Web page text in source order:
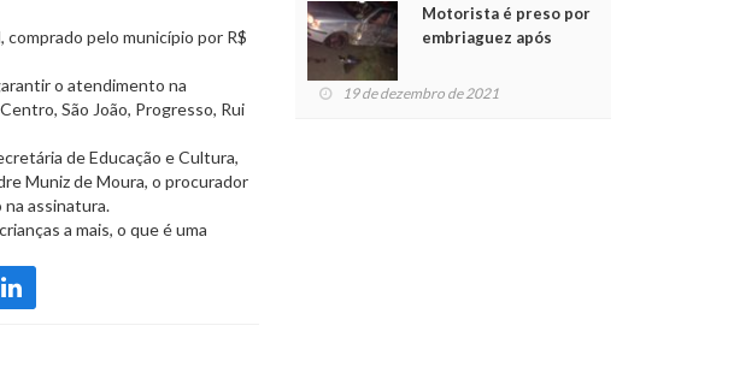
pelo município por R$
o atendimento na
São João, Progresso, Rui
de Educação e Cultura,
Muniz de Moura, o procurador
assinatura.
a mais, o que é uma
Motorista é preso por
embriaguez após
feridos
19 de dezembro de 2021